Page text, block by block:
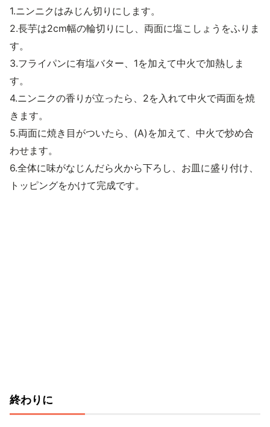
1.ニンニクはみじん切りにします。
2.長芋は2cm幅の輪切りにし、両面に塩こしょうをふりま
す。
3.フライパンに有塩バター、1を加えて中火で加熱しま
す。
4.ニンニクの香りが立ったら、2を入れて中火で両面を焼
きます。
5.両面に焼き目がついたら、(A)を加えて、中火で炒め合
わせます。
6.全体に味がなじんだら火から下ろし、お皿に盛り付け、
トッピングをかけて完成です。
終わりに